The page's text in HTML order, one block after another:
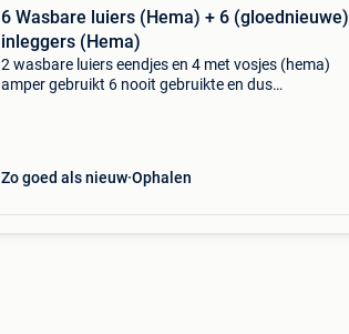
6 Wasbare luiers (Hema) + 6 (gloednieuwe)
inleggers (Hema)
2 wasbare luiers eendjes en 4 met vosjes (hema)
amper gebruikt 6 nooit gebruikte en dus
Zo goed als nieuw Ophalen